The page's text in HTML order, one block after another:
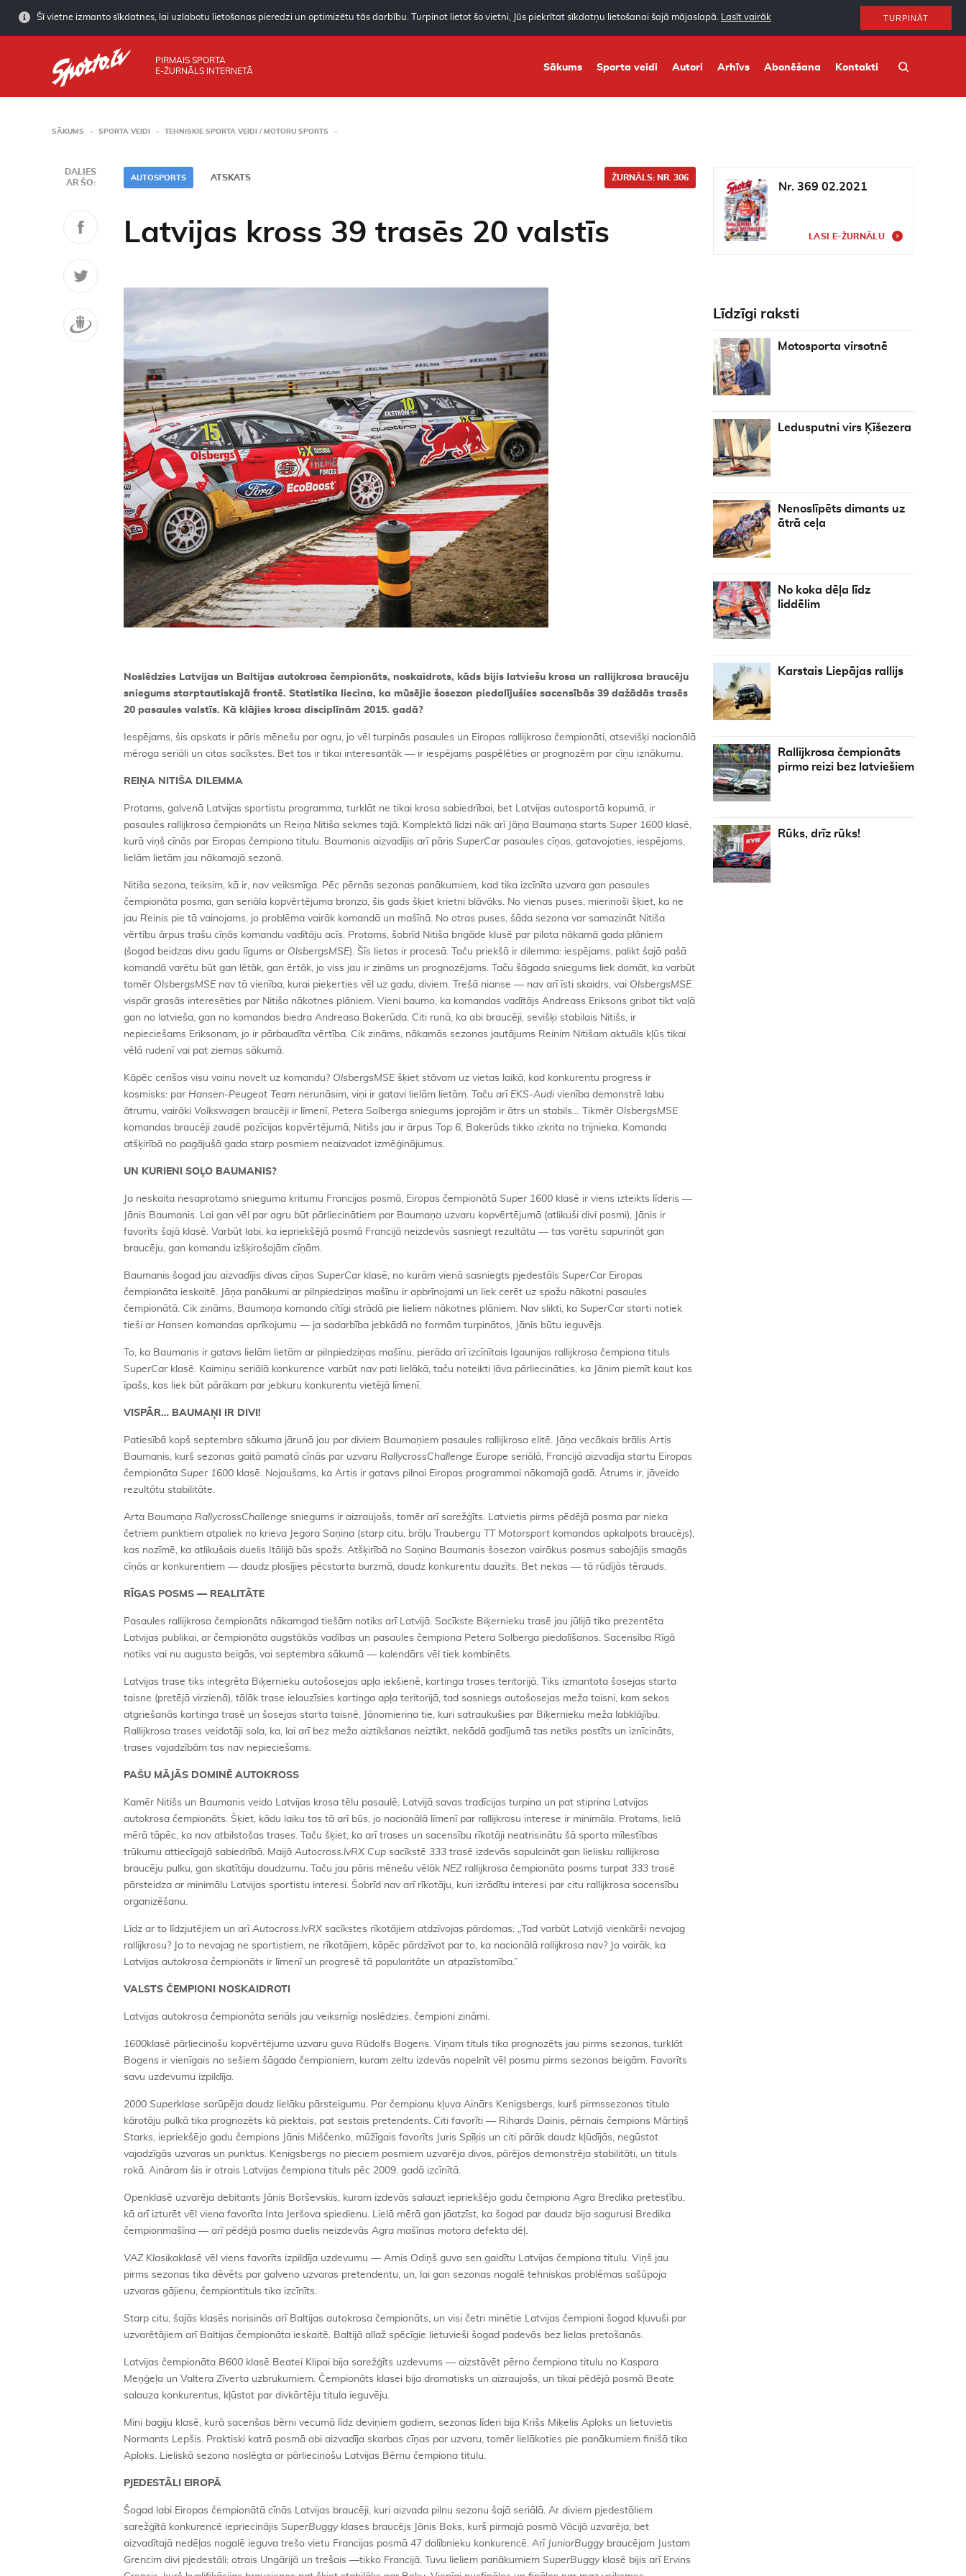
Šī vietne izmanto sīkdatnes, lai uzlabotu lietošanas pieredzi un optimizētu tās darbību. Turpinot lietot šo vietni, Jūs piekrītat sīkdatņu lietošanai šajā mājaslapā. Lasīt vairāk TURPINĀT
PIRMAIS SPORTA
E-ŽURNĀLS INTERNETĀ
Sākums Sporta veidi Autori Arhīvs Abonēšana Kontakti
SĀKUMS SPORTA VEIDI TEHNISKIE SPORTA VEIDI / MOTORU SPORTS
DALIES
AR ŠO:
AUTOSPORTS ŽURNĀLS: NR. 306
ATSKATS
Latvijas kross 39 trasēs 20 valstīs
Noslēdzies Latvijas un Baltijas autokrosa čempionāts, noskaidrots, kāds bijis latviešu krosa un rallijkrosa braucēju
sniegums starptautiskajā frontē. Statistika liecina, ka mūsējie šosezon piedalījušies sacensībās 39 dažādās trasēs
20 pasaules valstīs. Kā klājies krosa disciplīnām 2015. gadā?
Iespējams, šis apskats ir pāris mēnešu par agru, jo vēl turpinās pasaules un Eiropas rallijkrosa čempionāti, atsevišķi nacionālā
mēroga seriāli un citas sacīkstes. Bet tas ir tikai interesantāk — ir iespējams paspēlēties ar prognozēm par cīņu iznākumu.
REIŅA NITIŠA DILEMMA
Protams, galvenā Latvijas sportistu programma, turklāt ne tikai krosa sabiedrībai, bet Latvijas autosportā kopumā, ir
pasaules rallijkrosa čempionāts un Reiņa Nitiša sekmes tajā. Komplektā līdzi nāk arī Jāņa Baumaņa starts Super 1600 klasē,
kurā viņš cīnās par Eiropas čempiona titulu. Baumanis aizvadījis arī pāris SuperCarpasaules cīņas, gatavojoties, iespējams,
lielām lietām jau nākamajā sezonā.
Nitiša sezona, teiksim, kā ir, nav veiksmīga. Pēc pērnās sezonas panākumiem, kad tika izcīnīta uzvara gan pasaules
čempionāta posma, gan seriāla kopvērtējuma bronza, šis gads šķiet krietni blāvāks. No vienas puses, mierinoši šķiet, ka ne
jau Reinis pie tā vainojams, jo problēma vairāk komandā un mašīnā. No otras puses, šāda sezona var samazināt Nitiša
vērtību ārpus trašu cīņās komandu vadītāju acīs. Protams, šobrīd Nitiša brigāde klusē par pilota nākamā gada plāniem
(šogad beidzas divu gadu līgums ar OlsbergsMSE). Šīs lietas ir procesā. Taču priekšā ir dilemma: iespējams, palikt šajā pašā
komandā varētu būt gan lētāk, gan ērtāk, jo viss jau ir zināms un prognozējams. Taču šāgada sniegums liek domāt, ka varbūt
tomēr OlsbergsMSE nav tā vienība, kurai pieķerties vēl uz gadu, diviem. Trešā nianse — nav arī īsti skaidrs, vai OlsbergsMSE
vispār grasās interesēties par Nitiša nākotnes plāniem. Vieni baumo, ka komandas vadītājs Andreass Eriksons gribot tikt vaļā
gan no latvieša, gan no komandas biedra Andreasa Bakerūda. Citi runā, ka abi braucēji, sevišķi stabilais Nitišs, ir
nepieciešams Eriksonam, jo ir pārbaudīta vērtība. Cik zināms, nākamās sezonas jautājums Reinim Nitišam aktuāls kļūs tikai
vēlā rudenī vai pat ziemas sākumā.
Kāpēc cenšos visu vainu novelt uz komandu? OlsbergsMSE šķiet stāvam uz vietas laikā, kad konkurentu progress ir
kosmisks: par Hansen-Peugeot Team nerunāsim, viņi ir gatavi lielām lietām. Taču arī EKS-Audi vienība demonstrē labu
ātrumu, vairāki Volkswagen braucēji ir līmenī, Petera Solberga sniegums joprojām ir ātrs un stabils… Tikmēr OlsbergsMSE
komandas braucēji zaudē pozīcijas kopvērtējumā, Nitišs jau ir ārpus Top 6, Bakerūds tikko izkrita no trijnieka. Komanda
atšķirībā no pagājušā gada starp posmiem neaizvadot izmēģinājumus.
UN KURIENI SOĻO BAUMANIS?
Ja neskaita nesaprotamo snieguma kritumu Francijas posmā, Eiropas čempionātā Super 1600 klasē ir viens izteikts līderis —
Jānis Baumanis. Lai gan vēl par agru būt pārliecinātiem par Baumaņa uzvaru kopvērtējumā (atlikuši divi posmi), Jānis ir
favorīts šajā klasē. Varbūt labi, ka iepriekšējā posmā Francijā neizdevās sasniegt rezultātu — tas varētu sapurināt gan
braucēju, gan komandu izšķirošajām cīņām.
Baumanis šogad jau aizvadījis divas cīņas SuperCarklasē, no kurām vienā sasniegts pjedestāls SuperCarEiropas
čempionāta ieskaitē. Jāņa panākumi ar pilnpiedziņas mašīnu ir apbrīnojami un liek cerēt uz spožu nākotni pasaules
čempionātā. Cik zināms, Baumaņa komanda cītīgi strādā pie lieliem nākotnes plāniem. Nav slikti, ka SuperCarstarti notiek
tieši ar Hansen komandas aprīkojumu — ja sadarbība jebkādā no formām turpinātos, Jānis būtu ieguvējs.
To, ka Baumanis ir gatavs lielām lietām ar pilnpiedziņas mašīnu, pierāda arī izcīnītais Igaunijas rallijkrosa čempiona tituls
SuperCarklasē. Kaimiņu seriālā konkurence varbūt nav pati lielākā, taču noteikti ļāva pārliecināties, ka Jānim piemīt kaut kas
īpašs, kas liek būt pārākam par jebkuru konkurentu vietējā līmenī.
VISPĀR… BAUMAŅI IR DIVI!
Patiesībā kopš septembra sākuma jārunā jau par diviem Baumaņiem pasaules rallijkrosa elitē. Jāņa vecākais brālis Artis
Baumanis, kurš sezonas gaitā pamatā cīnās par uzvaru RallycrossChallenge Europe seriālā, Francijā aizvadīja startu Eiropas
čempionāta Super 1600 klasē. Nojaušams, ka Artis ir gatavs pilnai Eiropas programmai nākamajā gadā. Ātrums ir, jāveido
rezultātu stabilitāte.
Arta Baumaņa RallycrossChallenge sniegums ir aizraujošs, tomēr arī sarežģīts. Latvietis pirms pēdējā posma par nieka
četriem punktiem atpaliek no krieva Jegora Saņina (starp citu, brāļu Traubergu TT Motorsport komandas apkalpots braucējs),
kas nozīmē, ka atlikušais duelis Itālijā būs spožs. Atšķirībā no Saņina Baumanis šosezon vairākus posmus sabojājis smagās
cīņās ar konkurentiem — daudz plosījies pēcstarta burzmā, daudz konkurentu dauzīts. Bet nekas — tā rūdījās tērauds.
RĪGAS POSMS — REALITĀTE
Pasaules rallijkrosa čempionāts nākamgad tiešām notiks arī Latvijā. Sacīkste Biķernieku trasē jau jūlijā tika prezentēta
Latvijas publikai, ar čempionāta augstākās vadības un pasaules čempiona Petera Solberga piedalīšanos. Sacensība Rīgā
notiks vai nu augusta beigās, vai septembra sākumā — kalendārs vēl tiek kombinēts.
Latvijas trase tiks integrēta Biķernieku autošosejas apļa iekšienē, kartinga trases teritorijā. Tiks izmantota šosejas starta
taisne (pretējā virzienā), tālāk trase ielauzīsies kartinga apļa teritorijā, tad sasniegs autošosejas meža taisni, kam sekos
atgriešanās kartinga trasē un šosejas starta taisnē. Jānomierina tie, kuri satraukušies par Biķernieku meža labklājību.
Rallijkrosa trases veidotāji sola, ka, lai arī bez meža aiztikšanas neiztikt, nekādā gadījumā tas netiks postīts un iznīcināts,
trases vajadzībām tas nav nepieciešams.
PAŠU MĀJĀS DOMINĒ AUTOKROSS
Kamēr Nitišs un Baumanis veido Latvijas krosa tēlu pasaulē, Latvijā savas tradīcijas turpina un pat stiprina Latvijas
autokrosa čempionāts. Šķiet, kādu laiku tas tā arī būs, jo nacionālā līmenī par rallijkrosu interese ir minimāla. Protams, lielā
mērā tāpēc, ka nav atbilstošas trases. Taču šķiet, ka arī trases un sacensību rīkotāji neatrisinātu šā sporta mīlestības
trūkumu attiecīgajā sabiedrībā. Maijā Autocross.lvRX Cup sacīkstē 333 trasē izdevās sapulcināt gan lielisku rallijkrosa
braucēju pulku, gan skatītāju daudzumu. Taču jau pāris mēnešu vēlāk NEZ rallijkrosa čempionāta posms turpat 333 trasē
pārsteidza ar minimālu Latvijas sportistu interesi. Šobrīd nav arī rīkotāju, kuri izrādītu interesi par citu rallijkrosa sacensību
organizēšanu.
Līdz ar to līdzjutējiem un arī Autocross.lvRX sacīkstes rīkotājiem atdzīvojas pārdomas: „Tad varbūt Latvijā vienkārši nevajag
rallijkrosu? Ja to nevajag ne sportistiem, ne rīkotājiem, kāpēc pārdzīvot par to, ka nacionālā rallijkrosa nav? Jo vairāk, ka
Latvijas autokrosa čempionāts ir līmenī un progresē tā popularitāte un atpazīstamība.”
VALSTS ČEMPIONI NOSKAIDROTI
Latvijas autokrosa čempionāta seriāls jau veiksmīgi noslēdzies, čempioni zināmi.
1600klasē pārliecinošu kopvērtējuma uzvaru guva Rūdolfs Bogens. Viņam tituls tika prognozēts jau pirms sezonas, turklāt
Bogens ir vienīgais no sešiem šāgada čempioniem, kuram zeltu izdevās nopelnīt vēl posmu pirms sezonas beigām. Favorīts
savu uzdevumu izpildīja.
2000 Superklase sarūpēja daudz lielāku pārsteigumu. Par čempionu kļuva Ainārs Kenigsbergs, kurš pirmssezonas titula
kārotāju pulkā tika prognozēts kā piektais, pat sestais pretendents. Citi favorīti — Rihards Dainis, pērnais čempions Mārtiņš
Starks, iepriekšējo gadu čempions Jānis Miščenko, mūžīgais favorīts Juris Spīķis un citi pārāk daudz kļūdījās, negūstot
vajadzīgās uzvaras un punktus. Kenigsbergs no pieciem posmiem uzvarēja divos, pārējos demonstrēja stabilitāti, un tituls
rokā. Aināram šis ir otrais Latvijas čempiona tituls pēc 2009. gadā izcīnītā.
Openklasē uzvarēja debitants Jānis Borševskis, kuram izdevās salauzt iepriekšējo gadu čempiona Agra Bredika pretestību,
kā arī izturēt vēl viena favorīta Inta Jeršova spiedienu. Lielā mērā gan jāatzīst, ka šogad par daudz bija sagurusi Bredika
čempionmašīna — arī pēdējā posma duelis neizdevās Agra mašīnas motora defekta dēļ.
VAZ Klasikaklasē vēl viens favorīts izpildīja uzdevumu — Arnis Odiņš guva sen gaidītu Latvijas čempiona titulu. Viņš jau
pirms sezonas tika dēvēts par galveno uzvaras pretendentu, un, lai gan sezonas nogalē tehniskas problēmas sašūpoja
uzvaras gājienu, čempiontituls tika izcīnīts.
Starp citu, šajās klasēs norisinās arī Baltijas autokrosa čempionāts, un visi četri minētie Latvijas čempioni šogad kļuvuši par
uzvarētājiem arī Baltijas čempionāta ieskaitē. Baltijā allaž spēcīgie lietuvieši šogad padevās bez lielas pretošanās.
Latvijas čempionāta B600 klasē Beatei Klipai bija sarežģīts uzdevums — aizstāvēt pērno čempiona titulu no Kaspara
Meņģeļa un Valtera Zīverta uzbrukumiem. Čempionāts klasei bija dramatisks un aizraujošs, un tikai pēdējā posmā Beate
salauza konkurentus, kļūstot par divkārtēju titula ieguvēju.
Mini bagiju klasē, kurā sacenšas bērni vecumā līdz deviņiem gadiem, sezonas līderi bija Krišs Miķelis Aploks un lietuvietis
Normants Lepšis. Praktiski katrā posmā abi aizvadīja skarbas cīņas par uzvaru, tomēr lielākoties pie panākumiem finišā tika
Aploks. Lieliskā sezona noslēgta ar pārliecinošu Latvijas Bērnu čempiona titulu.
PJEDESTĀLI EIROPĀ
Šogad labi Eiropas čempionātā cīnās Latvijas braucēji, kuri aizvada pilnu sezonu šajā seriālā. Ar diviem pjedestāliem
sarežģītā konkurencē iepriecinājis SuperBuggyklases braucējs Jānis Boks, kurš pirmajā posmā Vācijā uzvarēja, bet
aizvadītajā nedēļas nogalē ieguva trešo vietu Francijas posmā 47 dalībnieku konkurencē. Arī JuniorBuggybraucējam Justam
Grencim divi pjedestāli: otrais Ungārijā un trešais —tikko Francijā. Tuvu lieliem panākumiem SuperBuggyklasē bijis arī Ervins
Nr. 369 02.2021
LASI E-ŽURNĀLU
Līdzīgi raksti
Motosporta virsotnē
Ledusputni virs Ķīšezera
Nenoslīpēts dimants uz
ātrā ceļa
No koka dēļa līdz
liddēlim
Karstais Liepājas rallijs
Rallijkrosa čempionāts
pirmo reizi bez latviešiem
Rūks, drīz rūks!